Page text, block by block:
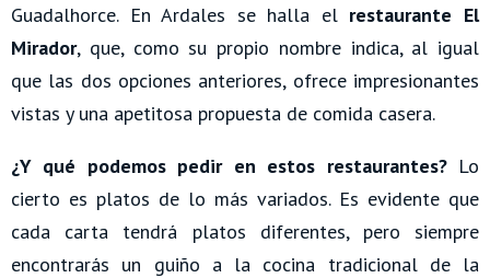
Guadalhorce. En Ardales se halla el restaurante El
Mirador, que, como su propio nombre indica, al igual
que las dos opciones anteriores, ofrece impresionantes
vistas y una apetitosa propuesta de comida casera.
¿Y qué podemos pedir en estos restaurantes?Lo
cierto es platos de lo más variados. Es evidente que
cada carta tendrá platos diferentes, pero siempre
encontrarás un guiño a la cocina tradicional de la